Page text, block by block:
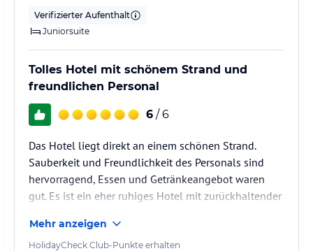
Verifizierter Aufenthalt
Juniorsuite
Tolles Hotel mit schönem Strand und
freundlichen Personal
6 / 6
Das Hotel liegt direkt an einem schönen Strand.
Sauberkeit und Freundlichkeit des Personals sind
hervorragend, Essen und Getränkeangebot waren
gut. Es ist ein eher ruhiges Hotel mit zurückhaltender
gefühlt und kommen gern wieder.
Mehr anzeigen
HolidayCheck Club-Punkte erhalten